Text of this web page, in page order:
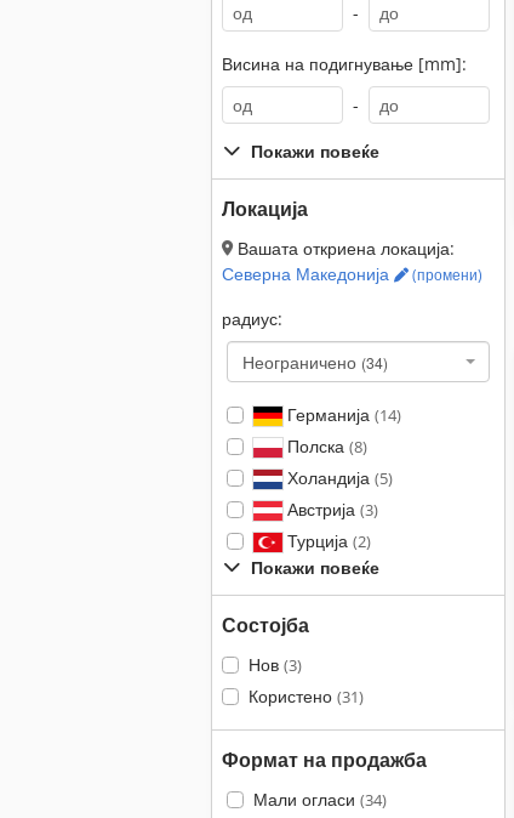
-
Висина на подигнување [mm]:
-
Покажи повеќе
Локација
Вашата откриена локација:
Северна Македонија
(промени)
радиус:
Неограничено (34)
Германија (14)
Полска (8)
Холандија (5)
Австрија (3)
Турција (2)
Покажи повеќе
Состојба
Нов (3)
Користено (31)
Формат на продажба
Мали огласи (34)